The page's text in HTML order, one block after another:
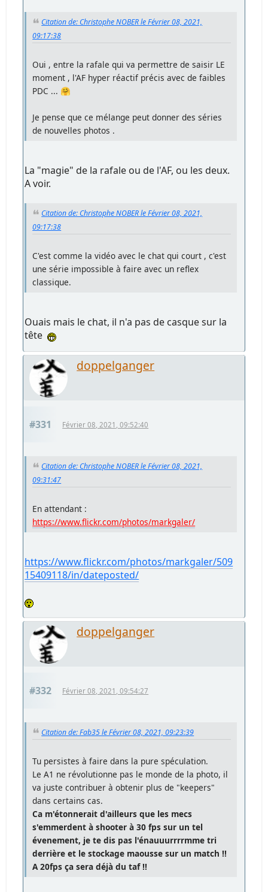
Citation de: Christophe NOBER le Février 08, 2021,
09:17:38
Oui , entre la rafale qui va permettre de saisir LE
moment , l'AF hyper réactif précis avec de faibles
PDC ... 🤗
Je pense que ce mélange peut donner des séries
de nouvelles photos .
La "magie" de la rafale ou de l'AF, ou les deux.
A voir.
Citation de: Christophe NOBER le Février 08, 2021,
09:17:38
C'est comme la vidéo avec le chat qui court , c'est
une série impossible à faire avec un reflex
classique.
Ouais mais le chat, il n'a pas de casque sur la
tête
doppelganger
#331 Février 08, 2021, 09:52:40
Citation de: Christophe NOBER le Février 08, 2021,
09:31:47
En attendant :
https://www.flickr.com/photos/markgaler/
https://www.flickr.com/photos/markgaler/509
15409118/in/dateposted/
doppelganger
#332 Février 08, 2021, 09:54:27
Citation de: Fab35 le Février 08, 2021, 09:23:39
Tu persistes à faire dans la pure spéculation.
Le A1 ne révolutionne pas le monde de la photo, il
va juste contribuer à obtenir plus de "keepers"
dans certains cas.
Ca m'étonnerait d'ailleurs que les mecs
s'emmerdent à shooter à 30 fps sur un tel
évenement, je te dis pas l'énauuurrrrmme tri
derrière et le stockage maousse sur un match !!
A 20fps ça sera déjà du taf !!